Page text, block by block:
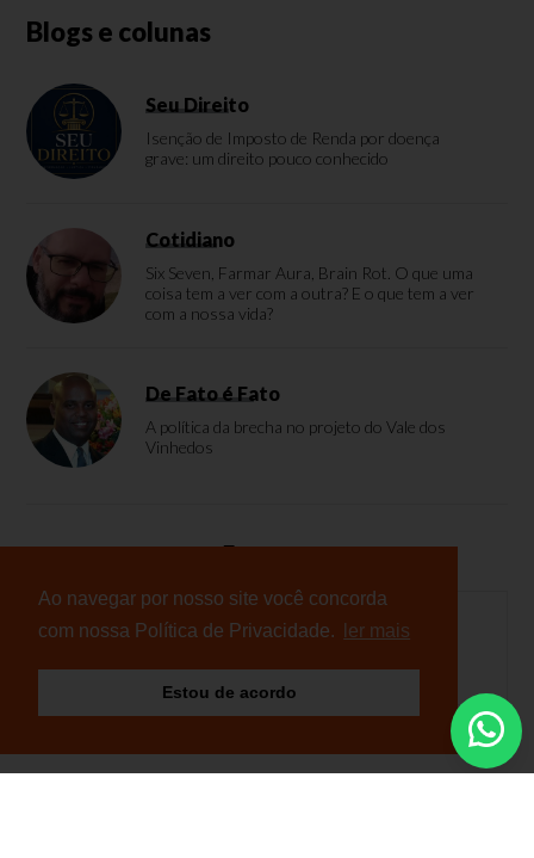
Ao navegar por nosso site você concorda
com nossa Política de Privacidade.
ler mais
Estou de acordo
Blogs e colunas
Seu Direito
Isenção de Imposto de Renda por doença
grave: um direito pouco conhecido
Cotidiano
Six Seven, Farmar Aura, Brain Rot. O que uma
coisa tem a ver com a outra? E o que tem a ver
com a nossa vida?
De Fato é Fato
A política da brecha no projeto do Vale dos
Vinhedos
Enquete